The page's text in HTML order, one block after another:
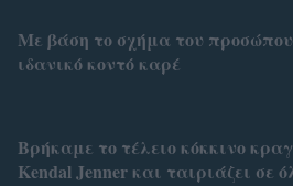
Με βάση το σχήμα του
ιδανικό κοντό καρέ
Βρήκαμε το τέλειο κόκκινο
Kendal Jenner και ταιριάζει σε